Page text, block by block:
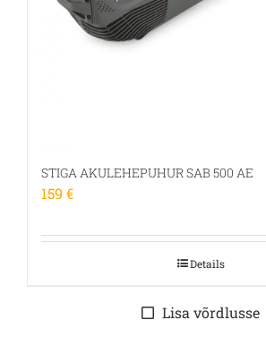
STIGA AKULEHEPUHUR SAB 500 AE
159 €
Details
Lisa võrdlusse